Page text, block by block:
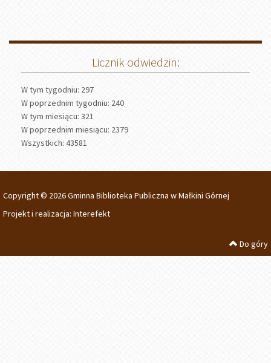
Licznik odwiedzin:
W tym tygodniu: 297
W poprzednim tygodniu: 240
W tym miesiącu: 321
W poprzednim miesiącu: 2379
Wszystkich: 43581
Copyright © 2026 Gminna Biblioteka Publiczna w Małkini Górnej
Projekt i realizacja: Interefekt
Do góry